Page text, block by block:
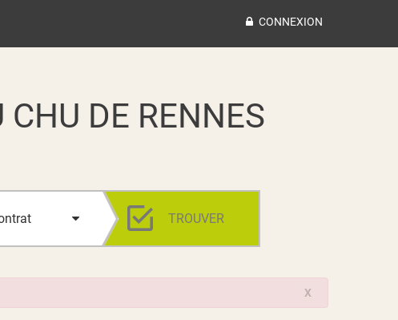
CONNEXION
DE RENNES
TROUVER
X